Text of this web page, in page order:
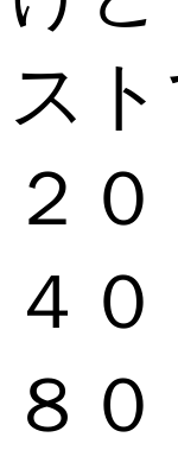
ス
２
４
８